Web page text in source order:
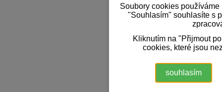
Soubory cookies
"Souhlasím" souhlasíte s
Kliknutím na "Přijmout
cookies, které jsou
souhlasím